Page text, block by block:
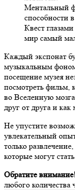
Ментальный
способности
Квест
мир самый
Каждый экспонат
музыкальным
посещение музея
посмотреть фильм,
во Вселенную
друг от друга и
Не упустите
увлекательный
только
которые могут
Обратите
любого количества